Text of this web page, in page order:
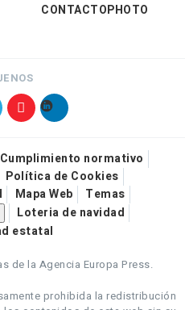
CONTACTOPHOTO
Cumplimiento normativo
Política de Cookies
Mapa Web
Temas
Loteria de navidad
estatal
de la Agencia Europa Press.
prohibida la redistribución